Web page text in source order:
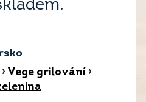
› Vege grilování ›